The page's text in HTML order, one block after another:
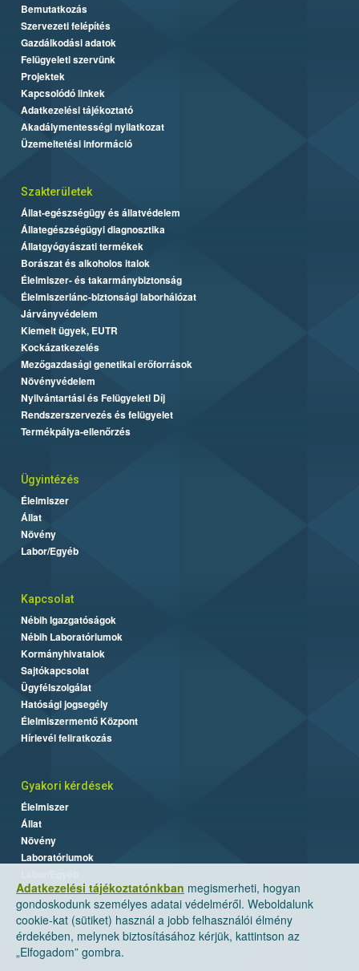
Adatkezelési tájékoztatónkban megismerheti, hogyan
gondoskodunk személyes adatai védelméről. Weboldalunk
cookie-kat (sütiket) használ a jobb felhasználói élmény
érdekében, melynek biztosításához kérjük, kattintson az
„Elfogadom” gombra.
Bemutatkozás
Szervezeti felépítés
Gazdálkodási adatok
Felügyeleti szervünk
Projektek
Kapcsolódó linkek
Adatkezelési tájékoztató
Akadálymentességi nyilatkozat
Üzemeltetési információ
Szakterületek
Állat-egészségügy és állatvédelem
Állategészségügyi diagnosztika
Állatgyógyászati termékek
Borászat és alkoholos italok
Élelmiszer- és takarmánybiztonság
Élelmiszerlánc-biztonsági laborhálózat
Járványvédelem
Kiemelt ügyek, EUTR
Kockázatkezelés
Mezőgazdasági genetikai erőforrások
Növényvédelem
Nyilvántartási és Felügyeleti Díj
Rendszerszervezés és felügyelet
Termékpálya-ellenőrzés
Ügyintézés
Élelmiszer
Állat
Növény
Labor/Egyéb
Kapcsolat
Nébih Igazgatóságok
Nébih Laboratóriumok
Kormányhivatalok
Sajtókapcsolat
Ügyfélszolgálat
Hatósági jogsegély
Élelmiszermentő Központ
Hírlevél feliratkozás
Gyakori kérdések
Élelmiszer
Állat
Növény
Laboratóriumok